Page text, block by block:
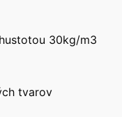
30kg/m3
tvarov